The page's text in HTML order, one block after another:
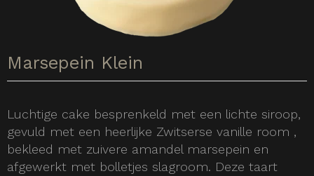
Marsepein Klein
Luchtige cake besprenkeld met een lichte siroop,
gevuld met een heerlijke Zwitserse vanille room ,
bekleed met zuivere amandel marsepein en
afgewerkt met bolletjes slagroom. Deze taart